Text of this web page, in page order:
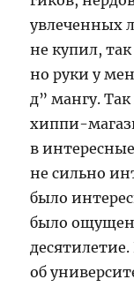
увлеченных
не купил,
но руки у
д” мангу.
хиппи-
в
не сильно
было
было
об